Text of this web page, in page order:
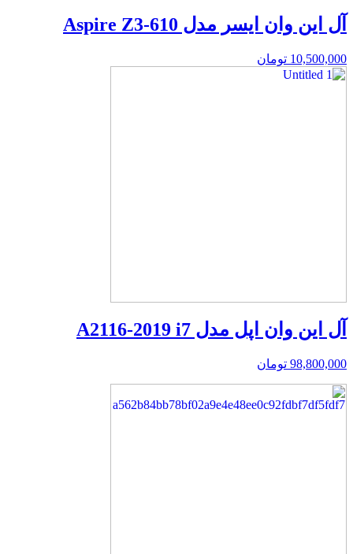
آل این وان ایسر مدل Aspire Z3-610
10,500,000 تومان
آل این وان اپل مدل A2116-2019 i7
98,800,000 تومان